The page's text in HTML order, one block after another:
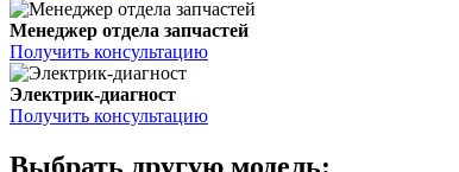
Менеджер отдела запчастей
Получить консультацию
Электрик-диагност
Получить консультацию